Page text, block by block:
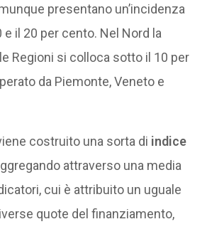
presentano un’incidenza
il 20 per cento. Nel Nord la
Regioni si colloca sotto il 10 per
da Piemonte, Veneto e
costruito una sorta di indice
attraverso una media
cui è attribuito un uguale
quote del finanziamento,